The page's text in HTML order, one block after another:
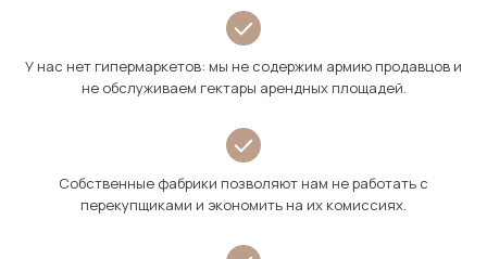
У нас нет гипермаркетов: мы не содержим армию продавцов и
не обслуживаем гектары арендных площадей.
Собственные фабрики позволяют нам не работать с
перекупщиками и экономить на их комиссиях.